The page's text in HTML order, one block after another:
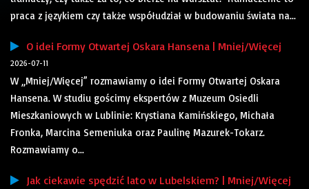
praca z językiem czy także współudział w budowaniu świata na...
O idei Formy Otwartej Oskara Hansena | Mniej/Więcej
2026-07-11
W „Mniej/Więcej” rozmawiamy o idei Formy Otwartej Oskara
Hansena. W studiu gościmy ekspertów z Muzeum Osiedli
Mieszkaniowych w Lublinie: Krystiana Kamińskiego, Michała
Fronka, Marcina Semeniuka oraz Paulinę Mazurek-Tokarz.
Rozmawiamy o...
Jak ciekawie spędzić lato w Lubelskiem? | Mniej/Więcej